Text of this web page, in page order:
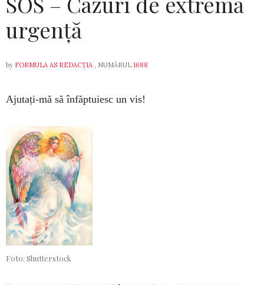
urgență
by FORMULA AS REDACȚIA , NUMĂRUL 1688
Ajutați-mă să înfăptuiesc un vis!
Foto: Shutterstock